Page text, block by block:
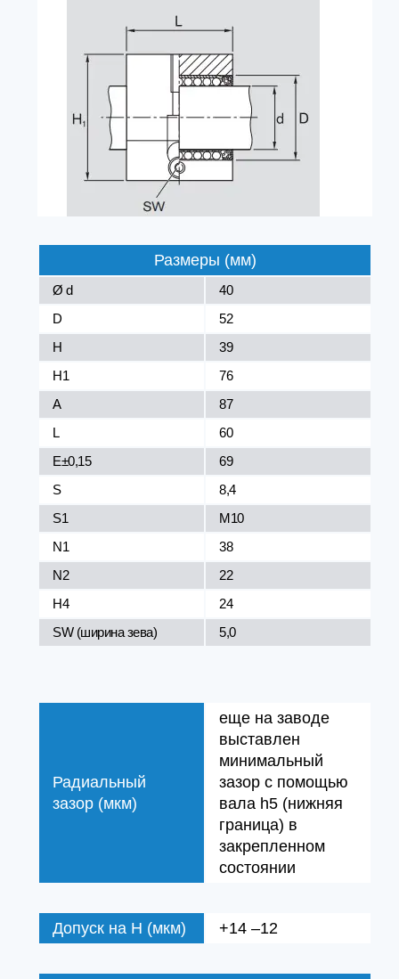
Размеры (мм)
Ø d
40
D
52
H
39
H1
76
A
87
L
60
E±0,15
69
S
8,4
S1
M10
N1
38
N2
22
H4
24
SW (ширина зева)
5,0
Радиальный
зазор (мкм)
еще на заводе
выставлен
минимальный
зазор с помощью
вала h5 (нижняя
граница) в
закрепленном
состоянии
Допуск на H (мкм) +14 –12